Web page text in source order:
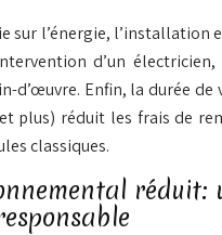
sur l’énergie, l’installation
d’un électricien,
d’œuvre. Enfin, la durée de
plus) réduit les frais de
classiques.
réduit: